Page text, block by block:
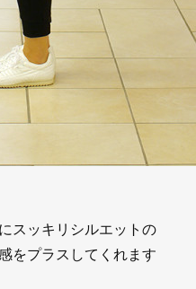
スッキリシルエットの
をプラスしてくれます